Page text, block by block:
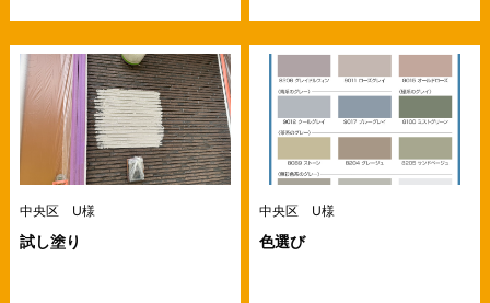
中央区 U様
試し塗り
中央区 U様
色選び